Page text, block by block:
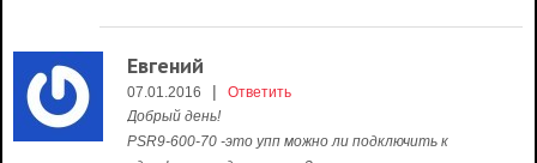
Евгений
07.01.2016 |
Ответить
Добрый день!
PSR9-600-70 -это упп можно ли подключить к